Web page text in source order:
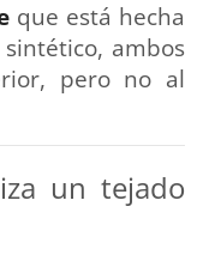
que está hecha
ambos
pero no al
un tejado